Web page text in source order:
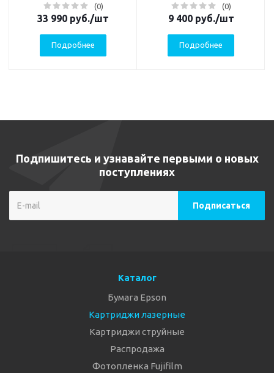
(0)
33 990 руб./шт
Подробнее
(0)
9 400руб./шт
Подробнее
Подпишитесь и узнавайте первыми о новых
поступлениях
Каталог
Бумага Epson
Картриджи лазерные
Картриджи струйные
Распродажа
Фотопленка Fujifilm